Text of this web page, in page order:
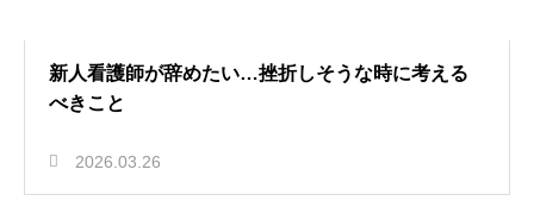
新人看護師が辞めたい…挫折しそうな時に考える
べきこと
2026.03.26